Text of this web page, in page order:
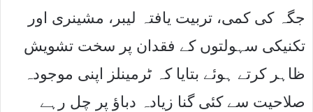
جگہ کی کمی، تربیت یافتہ لیبر، مشینری اور
تکنیکی سہولتوں کے فقدان پر سخت تشویش
ظاہر کرتے ہوئے بتایا کہ ٹرمینلز اپنی موجودہ
صلاحیت سے کئی گنا زیادہ دباﺅ پر چل رہے